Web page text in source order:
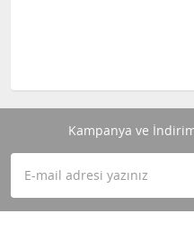
Kampanya ve